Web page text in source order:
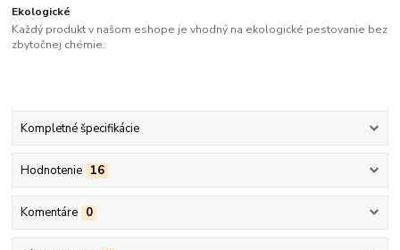
Ekologické
Každý produkt v našom eshope je vhodný na ekologické pestovanie bez
zbytočnej chémie.
Kompletné špecifikácie
Hodnotenie 16
Komentáre 0